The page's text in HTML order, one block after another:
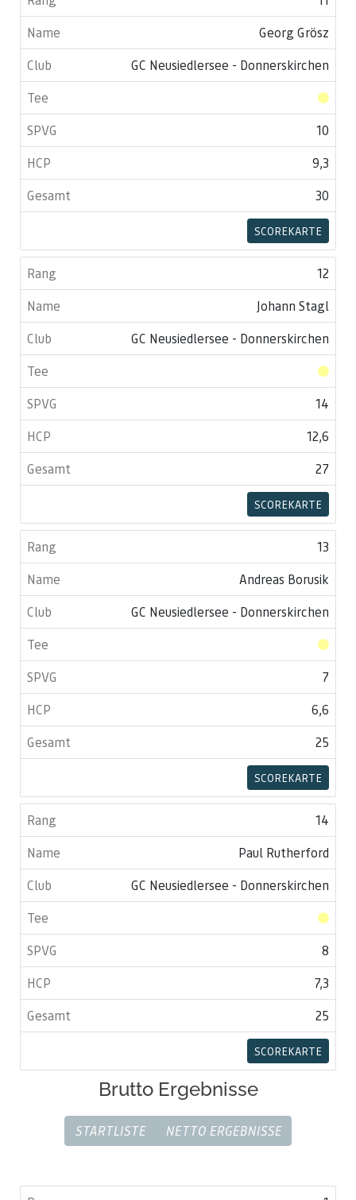
Georg Grösz
GC Neusiedlersee - Donnerskirchen
10
9,3
30
SCOREKARTE
12
Johann Stagl
GC Neusiedlersee - Donnerskirchen
14
12,6
27
SCOREKARTE
13
Andreas Borusik
GC Neusiedlersee - Donnerskirchen
7
6,6
25
SCOREKARTE
14
Paul Rutherford
GC Neusiedlersee - Donnerskirchen
8
7,3
25
SCOREKARTE
Brutto Ergebnisse
STARTLISTE NETTO ERGEBNISSE